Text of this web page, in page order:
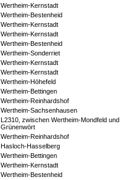
Wertheim-Kernstadt
Wertheim-Bestenheid
Wertheim-Kernstadt
Wertheim-Kernstadt
Wertheim-Bestenheid
Wertheim-Sonderriet
Wertheim-Kernstadt
Wertheim-Kernstadt
Wertheim-Höhefeld
Wertheim-Bettingen
Wertheim-Reinhardshof
Wertheim-Sachsenhausen
L2310, zwischen Wertheim-Mondfeld und
Grünenwört
Wertheim-Reinhardshof
Hasloch-Hasselberg
Wertheim-Bettingen
Wertheim-Kernstadt
Wertheim-Bestenheid